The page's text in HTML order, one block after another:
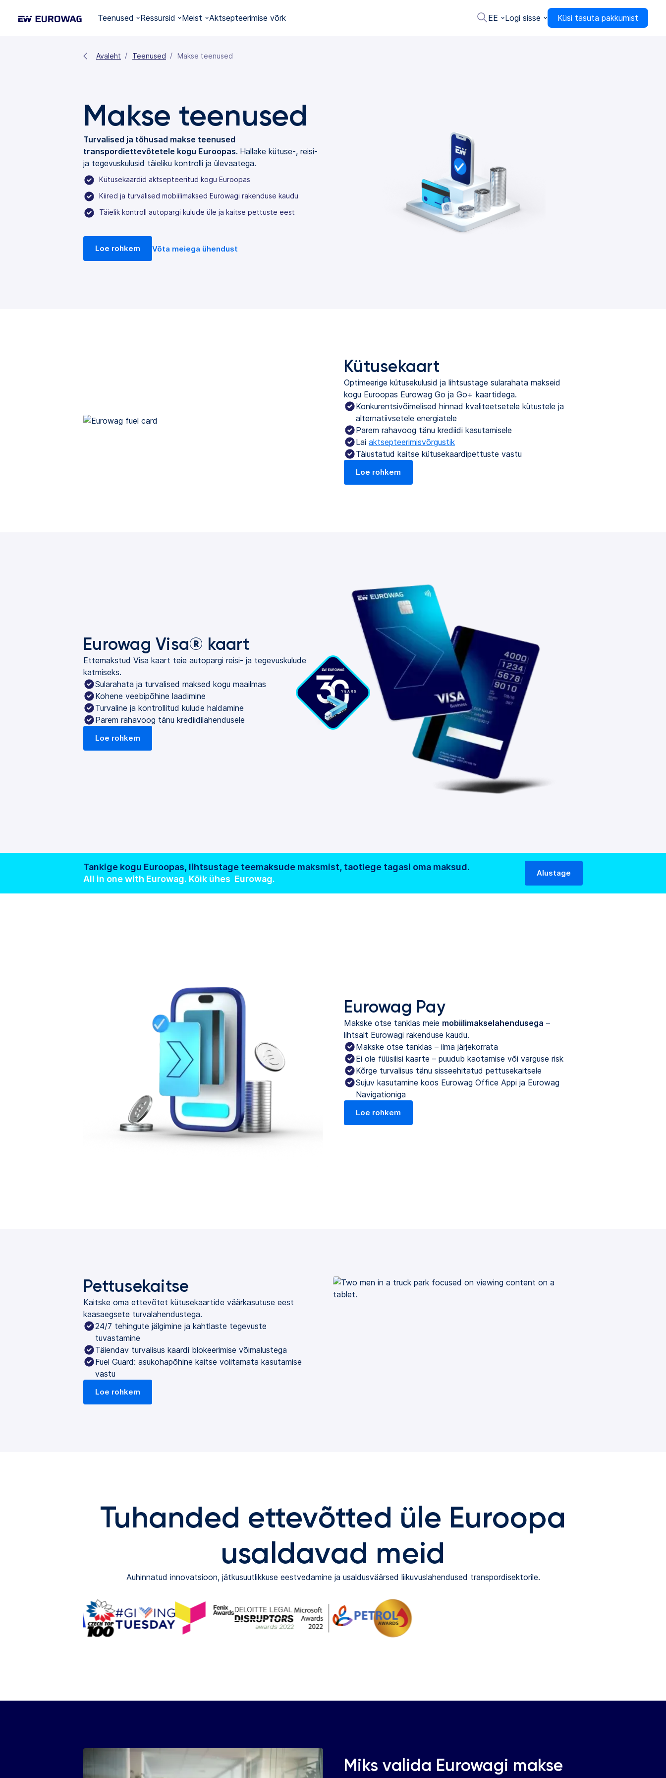
Teenused Ressursid Meist Aktsepteerimise võrk EE Logi sisse Küsi tasuta pakkumist
Avaleht Teenused Makse teenused
Makse teenused
Turvalised ja tõhusad makse teenused
transpordiettevõtetele kogu Euroopas. Hallake kütuse-, reisi-
ja tegevuskulusid täieliku kontrolli ja ülevaatega.
Kütusekaardid aktsepteeritud kogu Euroopas
Kiired ja turvalised mobiilimaksed Eurowagi rakenduse kaudu
Täielik kontroll autopargi kulude üle ja kaitse pettuste eest
Loe rohkem Võta meiega ühendust
Kütusekaart
Optimeerige kütusekulusid ja lihtsustage sularahata makseid
kogu Euroopas Eurowag Go ja Go+ kaartidega.
Konkurentsivõimelised hinnad kvaliteetsetele kütustele ja
alternatiivsetele energiatele
Parem rahavoog tänu krediidi kasutamisele
Lai aktsepteerimisvõrgustik
Täiustatud kaitse kütusekaardipettuste vastu
Loe rohkem
Eurowag Visa® kaart
Ettemakstud Visa kaart teie autopargi reisi- ja tegevuskulude
katmiseks.
Sularahata ja turvalised maksed kogu maailmas
Kohene veebipõhine laadimine
Turvaline ja kontrollitud kulude haldamine
Parem rahavoog tänu krediidilahendusele
Loe rohkem
Tankige kogu Euroopas, lihtsustage teemaksude maksmist, taotlege tagasi oma maksud.
All in one with Eurowag. Kõik ühes Eurowag.
Alustage
Eurowag Pay
Makske otse tanklas meie mobiilimakselahendusega –
lihtsalt Eurowagi rakenduse kaudu.
Makske otse tanklas – ilma järjekorrata
Ei ole füüsilisi kaarte – puudub kaotamise või varguse risk
Kõrge turvalisus tänu sisseehitatud pettusekaitsele
Sujuv kasutamine koos Eurowag Office Appi ja Eurowag
Navigationiga
Loe rohkem
Pettusekaitse
Kaitske oma ettevõtet kütusekaartide väärkasutuse eest
kaasaegsete turvalahendustega.
24/7 tehingute jälgimine ja kahtlaste tegevuste
tuvastamine
Täiendav turvalisus kaardi blokeerimise võimalustega
Fuel Guard: asukohapõhine kaitse volitamata kasutamise
vastu
Loe rohkem
Tuhanded ettevõtted üle Euroopa
usaldavad meid
Auhinnatud innovatsioon, jätkusuutlikkuse eestvedamine ja usaldusväärsed liikuvuslahendused transpordisektorile.
Miks valida Eurowagi makse